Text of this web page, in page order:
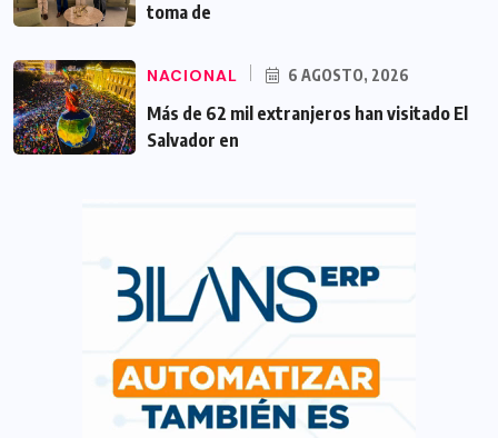
toma de
NACIONAL 6 AGOSTO, 2026
Más de 62 mil extranjeros han visitado El
Salvador en